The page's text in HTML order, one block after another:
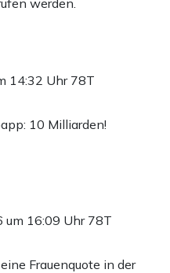
14:32 Uhr 78T
10 Milliarden!
um 16:09 Uhr 78T
Frauenquote in der